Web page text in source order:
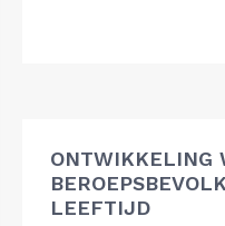
ONTWIKKELING
LEEFTIJD